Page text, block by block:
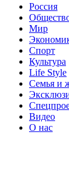
Россия
Мир
Спорт
Культура
Life Style
Семья и
Видео
О нас